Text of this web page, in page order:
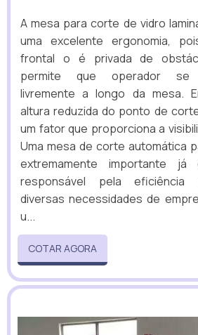
A mesa para corte de vidro
uma excelente ergonomia,
frontal o é privada de
permite que operador se
livremente a longo da mesa.
altura reduzida do ponto de
um fator que proporciona a
Uma mesa de corte automática
extremamente importante
responsável pela eficiência
diversas necessidades de
u...
COTAR AGORA